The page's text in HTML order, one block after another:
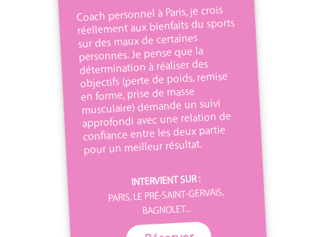
Coach personnel à Paris, je crois
réellement aux bienfaits du sports
sur des maux de certaines
personnes. Je pense que la
détermination à réaliser des
objectifs (perte de poids, remise
en forme, prise de masse
musculaire) demande un suivi
approfondi avec une relation de
confiance entre les deux partie
pour un meilleur résultat.
INTERVIENT SUR :
PARIS, LE PRÉ-SAINT-GERVAIS,
BAGNOLET...